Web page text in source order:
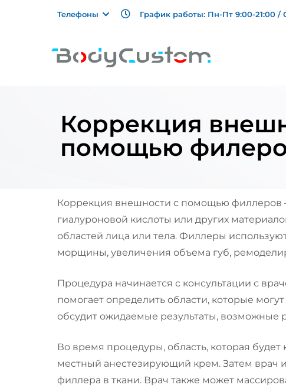
Телефоны График работы: Пн-Пт 9:00-21:00 /
Коррекция
помощью
Коррекция внешности с помощью филлеров
гиалуроновой кислоты или других
областей лица или тела. Филлеры
морщины, увеличения объема губ,
Процедура начинается с консультации с
помогает определить области, которые
обсудит ожидаемые результаты, возможные
Во время процедуры, область, которая
местный анестезирующий крем. Затем врач
филлера в ткани. Врач также может